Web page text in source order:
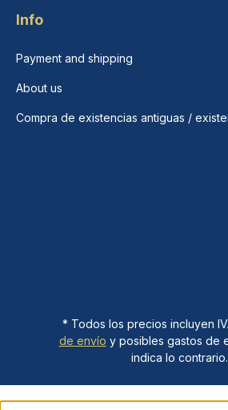
Info
Payment and shipping
About us
Compra de existencias antiguas /
* Todos los precios incluyen
de envío y posibles gastos de
indica lo contrario.